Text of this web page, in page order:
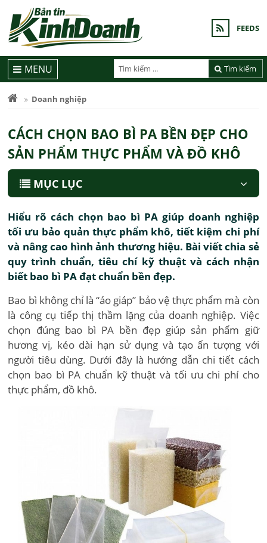
FEEDS
Tìm kiếm
MENU
Doanh nghiệp
CÁCH CHỌN BAO BÌ PA BỀN ĐẸP CHO
SẢN PHẨM THỰC PHẨM VÀ ĐỒ KHÔ
MỤC LỤC
Hiểu rõ cách chọn bao bì PA giúp doanh nghiệp
tối ưu bảo quản thực phẩm khô, tiết kiệm chi phí
và nâng cao hình ảnh thương hiệu. Bài viết chia sẻ
quy trình chuẩn, tiêu chí kỹ thuật và cách nhận
biết bao bì PA đạt chuẩn bền đẹp.
Bao bì không chỉ là “áo giáp” bảo vệ thực phẩm mà còn
là công cụ tiếp thị thầm lặng của doanh nghiệp. Việc
chọn đúng bao bì PA bền đẹp giúp sản phẩm giữ
hương vị, kéo dài hạn sử dụng và tạo ấn tượng với
người tiêu dùng. Dưới đây là hướng dẫn chi tiết cách
chọn bao bì PA chuẩn kỹ thuật và tối ưu chi phí cho
thực phẩm, đồ khô.